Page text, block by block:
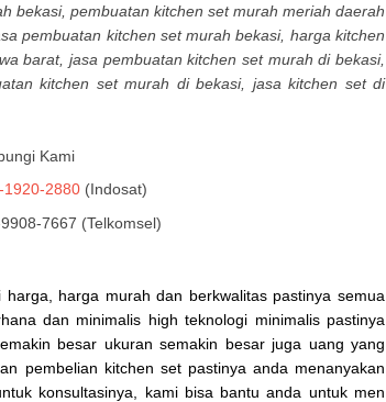
bekasi, pembuatan kitchen set murah meriah daerah
pembuatan kitchen set murah bekasi, harga kitchen
barat, jasa pembuatan kitchen set murah di bekasi,
kitchen set murah di bekasi, jasa kitchen set di
Kami
1920-2880(Indosat)
7667 (Telkomsel)
harga murah dan berkwalitas pastinya semua
dan minimalis high teknologi minimalis pastinya
besar ukuran semakin besar juga uang yang
pembelian kitchen set pastinya anda menanyakan
konsultasinya, kami bisa bantu anda untuk men